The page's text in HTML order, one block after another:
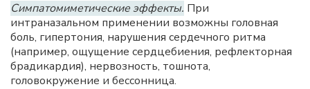
Симпатомиметические эффекты. При
интраназальном применении возможны головная
боль, гипертония, нарушения сердечного ритма
(например, ощущение сердцебиения, рефлекторная
брадикардия), нервозность, тошнота,
головокружение и бессонница.